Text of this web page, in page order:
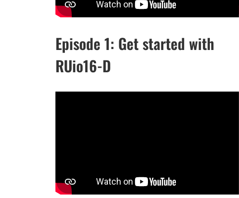
Episode 1: Get started with
RUio16-D